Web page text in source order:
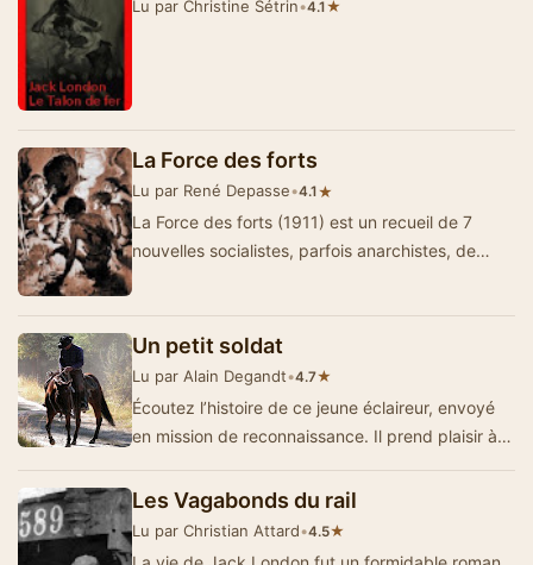
Lu par Christine Sétrin•4.1★
La Force des forts
Lu par René Depasse•4.1 ★
La Force des forts (1911) est un recueil de 7
nouvelles socialistes, parfois anarchistes, de
Un petit soldat
Lu par Alain Degandt•4.7★
Écoutez l’histoire de ce jeune éclaireur, envoyé
en mission de reconnaissance. Il prend plaisir à
Les Vagabonds du rail
Lu par Christian Attard•4.5★